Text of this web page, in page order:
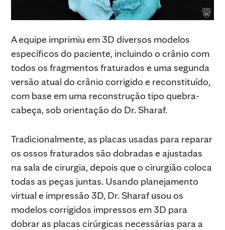
A equipe imprimiu em 3D diversos modelos
específicos do paciente, incluindo o crânio com
todos os fragmentos fraturados e uma segunda
versão atual do crânio corrigido e reconstituído,
com base em uma reconstrução tipo quebra-
cabeça, sob orientação do Dr. Sharaf.
Tradicionalmente, as placas usadas para reparar
os ossos fraturados são dobradas e ajustadas
na sala de cirurgia, depois que o cirurgião coloca
todas as peças juntas. Usando planejamento
virtual e impressão 3D, Dr. Sharaf usou os
modelos corrigidos impressos em 3D para
dobrar as placas cirúrgicas necessárias para a